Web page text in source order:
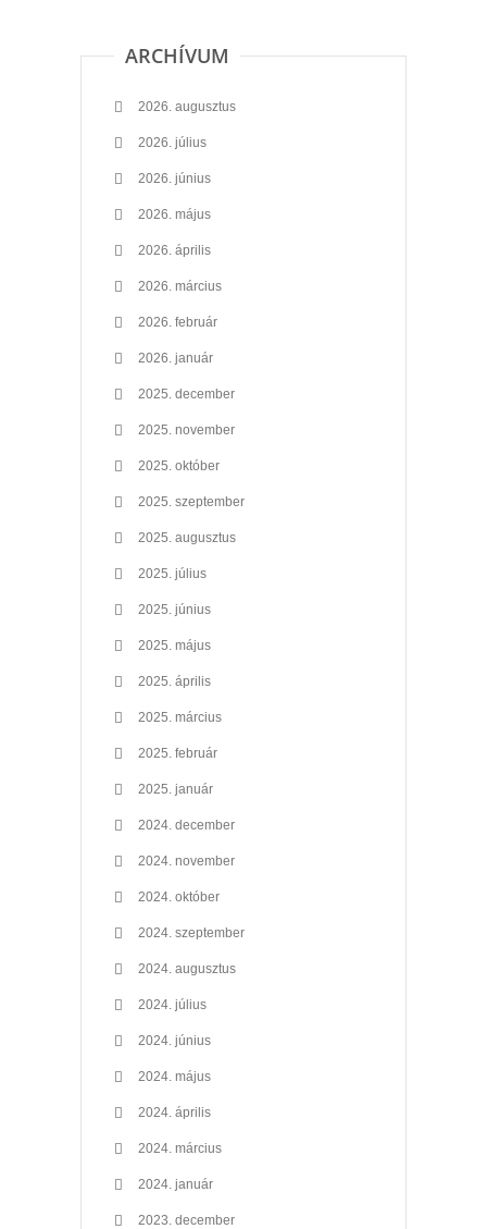
ARCHÍVUM
2026. augusztus
2026. július
2026. június
2026. május
2026. április
2026. március
2026. február
2026. január
2025. december
2025. november
2025. október
2025. szeptember
2025. augusztus
2025. július
2025. június
2025. május
2025. április
2025. március
2025. február
2025. január
2024. december
2024. november
2024. október
2024. szeptember
2024. augusztus
2024. július
2024. június
2024. május
2024. április
2024. március
2024. január
2023. december